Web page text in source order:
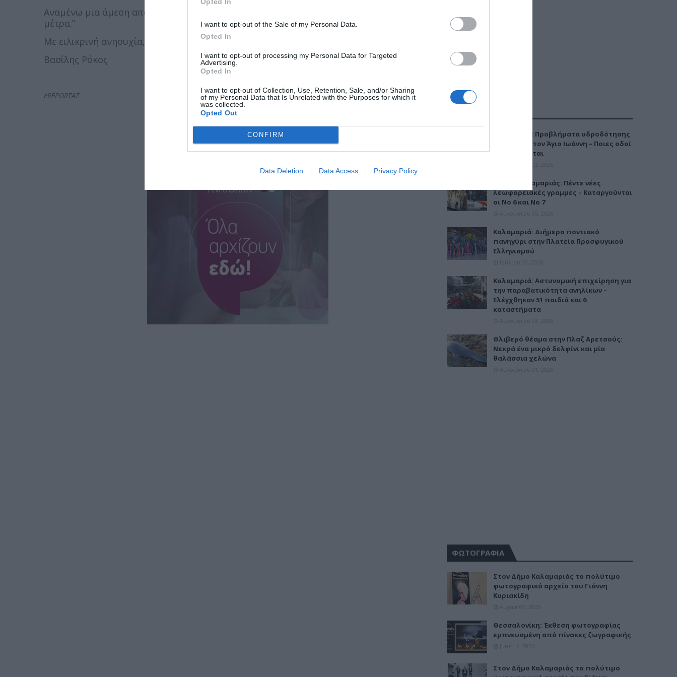
I want to opt-out of the Sale of my Personal Data.
Opted In
I want to opt-out of processing my Personal Data for Targeted
Advertising.
Opted In
I want to opt-out of Collection, Use, Retention, Sale, and/or Sharing
of my Personal Data that Is Unrelated with the Purposes for which it
was collected.
Opted Out
CONFIRM
Data Deletion Data Access Privacy Policy
Αναμένω μια άμεση απάντησή σας και τη δέσμευσή σας ότι θα λάβετε τα απαραίτητα
μέτρα.”
Με ειλικρινή ανησυχία,
Βασίλης Ρόκος
eREPORTAZ
Καλαμαριά: Προβλήματα υδροδότησης
την Τρίτη στον Άγιο Ιωάννη – Ποιες οδοί
επηρεάζονται
Μετρό Καλαμαριάς: Πέντε νέες
λεωφορειακές γραμμές – Καταργούνται
οι Νο 6 και Νο 7
Καλαμαριά: Διήμερο ποντιακό
πανηγύρι στην Πλατεία Προσφυγικού
Ελληνισμού
Καλαμαριά: Αστυνομική επιχείρηση για
την παραβατικότητα ανηλίκων –
Ελέγχθηκαν 51 παιδιά και 6
καταστήματα
Θλιβερό θέαμα στην Πλαζ Αρετσούς:
Νεκρά ένα μικρό δελφίνι και μία
θαλάσσια χελώνα
ΦΩΤΟΓΡΑΦΙΑ
Στον Δήμο Καλαμαριάς το πολύτιμο
φωτογραφικό αρχείο του Γιάννη
Κυριακίδη
Θεσσαλονίκη: Έκθεση φωτογραφίας
εμπνευσμένη από πίνακες ζωγραφικής
Στον Δήμο Καλαμαριάς το πολύτιμο